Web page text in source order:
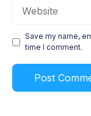
Save my name,
time I comment.